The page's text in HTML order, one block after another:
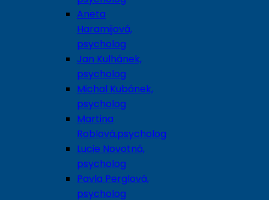
Aneta
Haramijová,
psycholog
Jan Kulhánek,
psycholog
Michal Kubánek,
psycholog
Martina
Roblová,psycholog
Lucie Novotná,
psycholog
Pavla Perglová,
psycholog